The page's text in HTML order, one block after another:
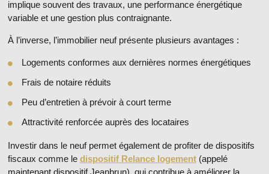
implique souvent des travaux, une performance énergétique
variable et une gestion plus contraignante.
À l’inverse, l’immobilier neufprésente plusieurs avantages :
Logements conformes aux dernières normes énergétiques
Frais de notaire réduits
Peu d’entretien à prévoir à court terme
Attractivité renforcée auprès des locataires
Investir dans le neuf permet également de profiter de dispositifs
fiscaux comme le dispositif Relance logement(appelé